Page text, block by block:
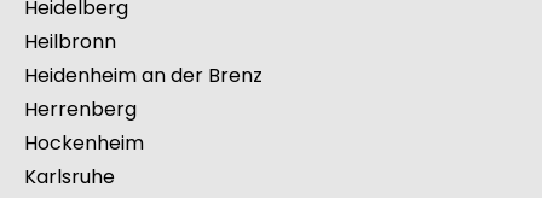
Gauting
Geislingen an der Steige
Göppingen
Heidelberg
Heilbronn
Heidenheim an der Brenz